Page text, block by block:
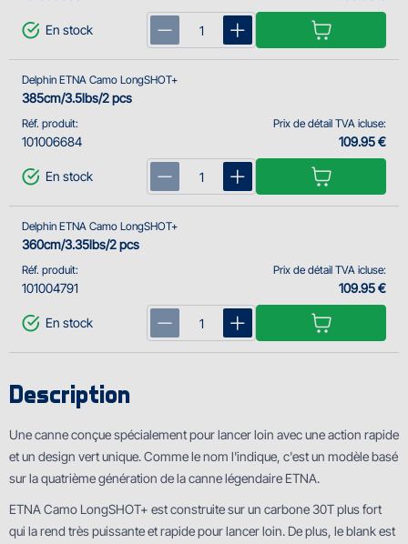
En stock
Réf. produit:
101006684
Delphin ETNA Camo LongSHOT+
385cm/3.5lbs/2 pcs
Prix de détail TVA icluse:
109.95 €
En stock
Réf. produit:
101004791
Delphin ETNA Camo LongSHOT+
360cm/3.35lbs/2 pcs
Prix de détail TVA icluse:
109.95 €
En stock
Description
Une canne conçue spécialement pour lancer loin avec une action rapide
et un design vert unique. Comme le nom l'indique, c'est un modèle basé
sur la quatrième génération de la canne légendaire ETNA.
ETNA Camo LongSHOT+ est construite sur un carbone 30T plus fort
qui la rend très puissante et rapide pour lancer loin. De plus, le blank est